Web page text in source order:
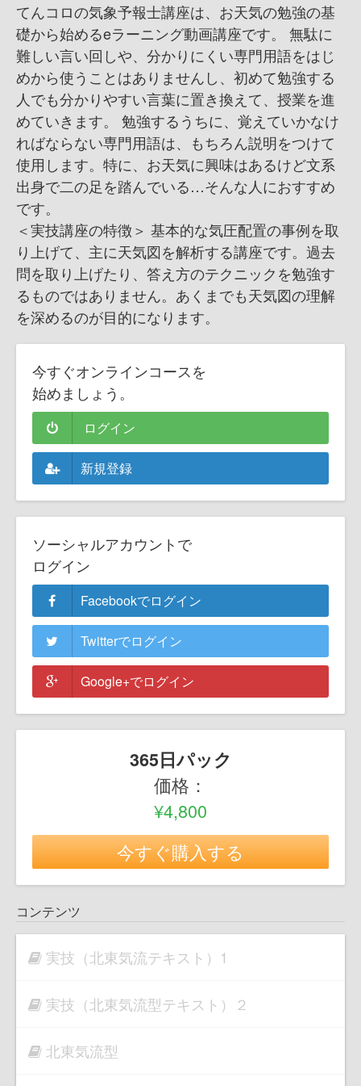
てんコロの気象予報士講座は、お天気の勉強の基
礎から始めるeラーニング動画講座です。 無駄に
難しい言い回しや、分かりにくい専門用語をはじ
めから使うことはありませんし、初めて勉強する
人でも分かりやすい言葉に置き換えて、授業を進
めていきます。 勉強するうちに、覚えていかなけ
ればならない専門用語は、もちろん説明をつけて
使用します。特に、お天気に興味はあるけど文系
出身で二の足を踏んでいる…そんな人におすすめ
です。
＜実技講座の特徴＞ 基本的な気圧配置の事例を取
り上げて、主に天気図を解析する講座です。過去
問を取り上げたり、答え方のテクニックを勉強す
るものではありません。あくまでも天気図の理解
を深めるのが目的になります。
今すぐオンラインコースを
始めましょう。
ログイン
新規登録
ソーシャルアカウントで
ログイン
Facebookでログイン
Twitterでログイン
Google+でログイン
365日パック
価格：
¥4,800
今すぐ購入する
コンテンツ
実技（北東気流テキスト）1
実技（北東気流型テキスト）２
北東気流型